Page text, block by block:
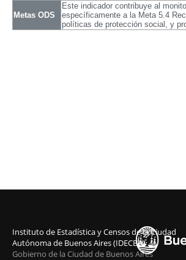
Metas ODS
Este indicador contribuye al
específicamente a la Meta 5.4
políticas de protección social, y
Instituto de Estadística y Censos de la Ciudad
Autónoma de Buenos Aires (IDECBA)
Gobierno de la Ciudad de Buenos Aires